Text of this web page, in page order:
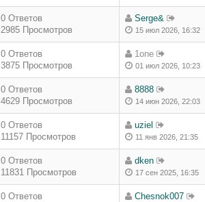
0 Ответов
2985 Просмотров
Serge&
15 июл 2026, 16:32
0 Ответов
3875 Просмотров
1one
01 июл 2026, 10:23
0 Ответов
4629 Просмотров
8888
14 июн 2026, 22:03
0 Ответов
11157 Просмотров
uziel
11 янв 2026, 21:35
0 Ответов
11831 Просмотров
dken
17 сен 2025, 16:35
0 Ответов
Chesnok007